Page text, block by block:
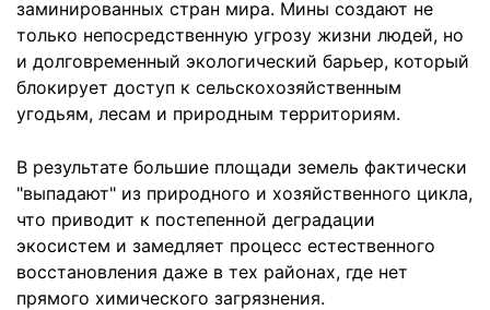
заминированных стран мира. Мины создают не
только непосредственную угрозу жизни людей, но
и долговременный экологический барьер, который
блокирует доступ к сельскохозяйственным
угодьям, лесам и природным территориям.
В результате большие площади земель фактически
"выпадают" из природного и хозяйственного цикла,
что приводит к постепенной деградации
экосистем и замедляет процесс естественного
восстановления даже в тех районах, где нет
прямого химического загрязнения.